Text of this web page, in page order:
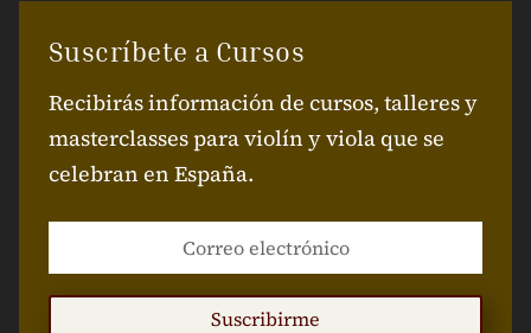
Suscríbete a Cursos
Recibirás información de cursos, talleres y
masterclasses para violín y viola que se
celebran en España.
Suscribirme